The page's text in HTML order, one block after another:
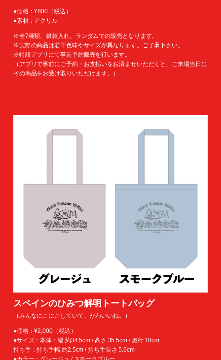
●価格：¥800（税込）
●素材：アクリル
※全7種類、銀袋入れ、ランダムでの販売となります。
※実際の商品は若干色味やサイズが異なります。ご了承下さい。
※特設アプリにて事前予約販売を行います。
（アプリで事前にご予約・お支払いをお済ませいただくと、ご来場当日に
その商品をお受け取りいただけます。）
スペインのひみつ解明トートバッグ
（みんなにこにこしていて、かわいいね。）
●価格：¥2,000（税込）
●サイズ：本体：幅 約34.5cm / 高さ 35.5cm / 奥行 10cm
持ち手：持ち手幅 約2.5cm / 持ち手長さ 5.6cm